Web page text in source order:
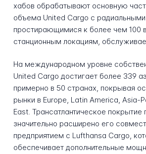
хабов обрабатывают основную
объема United Cargo с
простирающимися к более чем 100
станционным локациям,
На международном уровне
United Cargo достигает более 339
примерно в 50 странах, покрывая
рынки в Europe, Latin America, Asia-
East. Трансатлантическое покрытие
значительно расширено его
предприятием с Lufthansa Cargo,
обеспечивает дополнительные